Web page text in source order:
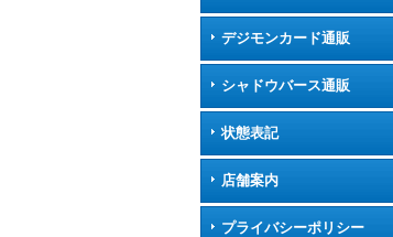
デジモンカード通販
シャドウバース通販
状態表記
店舗案内
プライバシーポリシー